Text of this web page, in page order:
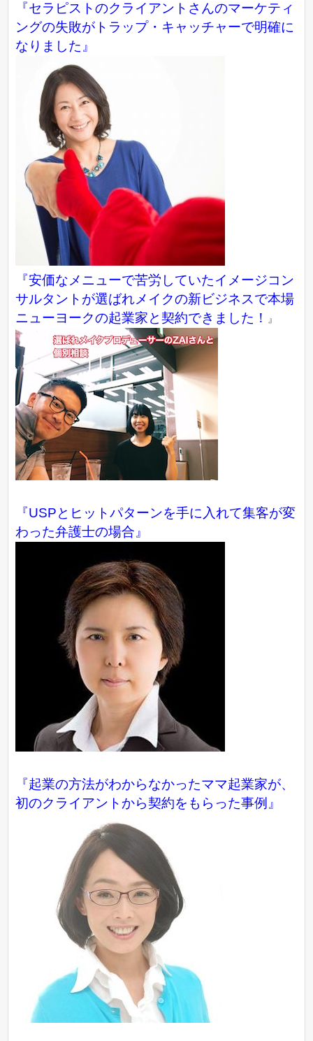
『セラピストのクライアントさんのマーケティ
ングの失敗がトラップ・キャッチャーで明確に
なりました』
『安価なメニューで苦労していたイメージコン
サルタントが選ばれメイクの新ビジネスで本場
ニューヨークの起業家と契約できました！
』
『USPとヒットパターンを手に入れて集客が変
わった弁護士の場合』
『起業の方法がわからなかったママ起業家が、
初のクライアントから契約をもらった事例』